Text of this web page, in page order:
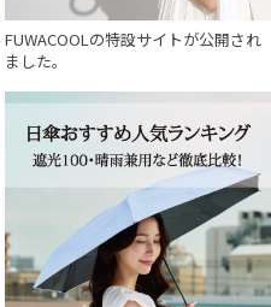
FUWACOOLの特設サイトが公開され
ました。